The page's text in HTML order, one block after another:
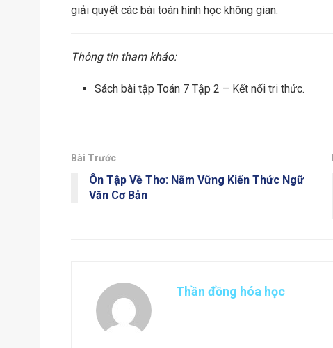
giải quyết các bài toán hình học không gian.
Thông tin tham khảo:
Sách bài tập Toán 7 Tập 2 – Kết nối tri thức.
Bài Trước
Ôn Tập Về Thơ: Nắm Vững Kiến Thức Ngữ
Văn Cơ Bản
Thần đồng hóa học